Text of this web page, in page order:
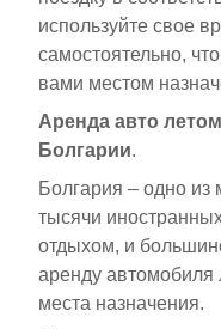
используйте свое
самостоятельно,
вами местом
Аренда авто
Болгарии.
Болгария – одно из
тысячи
отдыхом, и
аренду автомобиля
места назначения.